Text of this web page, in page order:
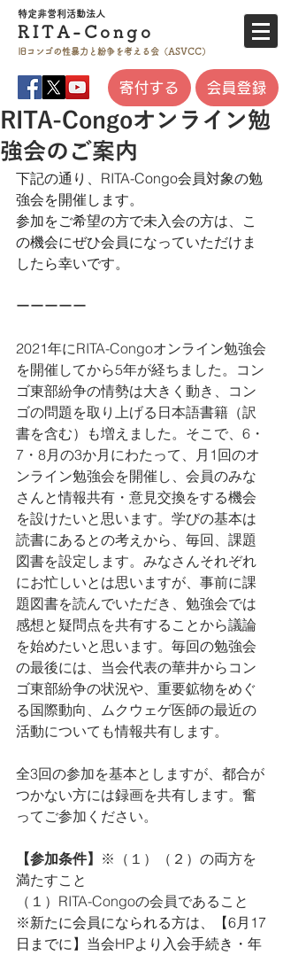
特定非営利活動法人
RITA- Co ngo
旧コンゴの性暴力と 紛争を考える会（ASVCC）
寄付する 会員登録
RITA-Congoオンライン勉
強会のご案内
下記の通り、RITA-Congo会員対象の勉
強会を開催します。
参加をご希望の方で未入会の方は、こ
の機会にぜひ会員になっていただけま
したら幸いです。
ーーーーー
2021年にRITA-Congoオンライン勉強会
を開催してから5年が経ちました。コン
ゴ東部紛争の情勢は大きく動き、コン
ゴの問題を取り上げる日本語書籍（訳
書を含む）も増えました。そこで、6・
7・8月の3か月にわたって、月1回のオ
ンライン勉強会を開催し、会員のみな
さんと情報共有・意見交換をする機会
を設けたいと思います。学びの基本は
読書にあるとの考えから、毎回、課題
図書を設定します。みなさんそれぞれ
にお忙しいとは思いますが、事前に課
題図書を読んでいただき、勉強会では
感想と疑問点を共有することから議論
を始めたいと思います。毎回の勉強会
の最後には、当会代表の華井からコン
ゴ東部紛争の状況や、重要鉱物をめぐ
る国際動向、ムクウェゲ医師の最近の
活動についても情報共有します。
全3回の参加を基本としますが、都合が
つかない方には録画を共有します。奮
ってご参加ください。
【参加条件】 ※（１）（２）の両方を
満たすこと
（１）RITA-Congoの会員であること
※新たに会員になられる方は、【6月17
日までに】当会HPより入会手続き・年